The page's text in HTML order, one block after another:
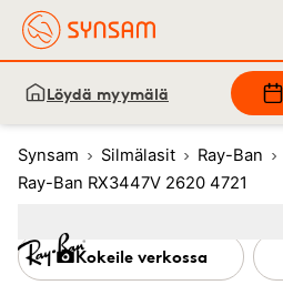
Löydä myymälä
Synsam Silmälasit
Ray-Ban
Ray-Ban RX3447V 2620 4721
Kokeile verkossa